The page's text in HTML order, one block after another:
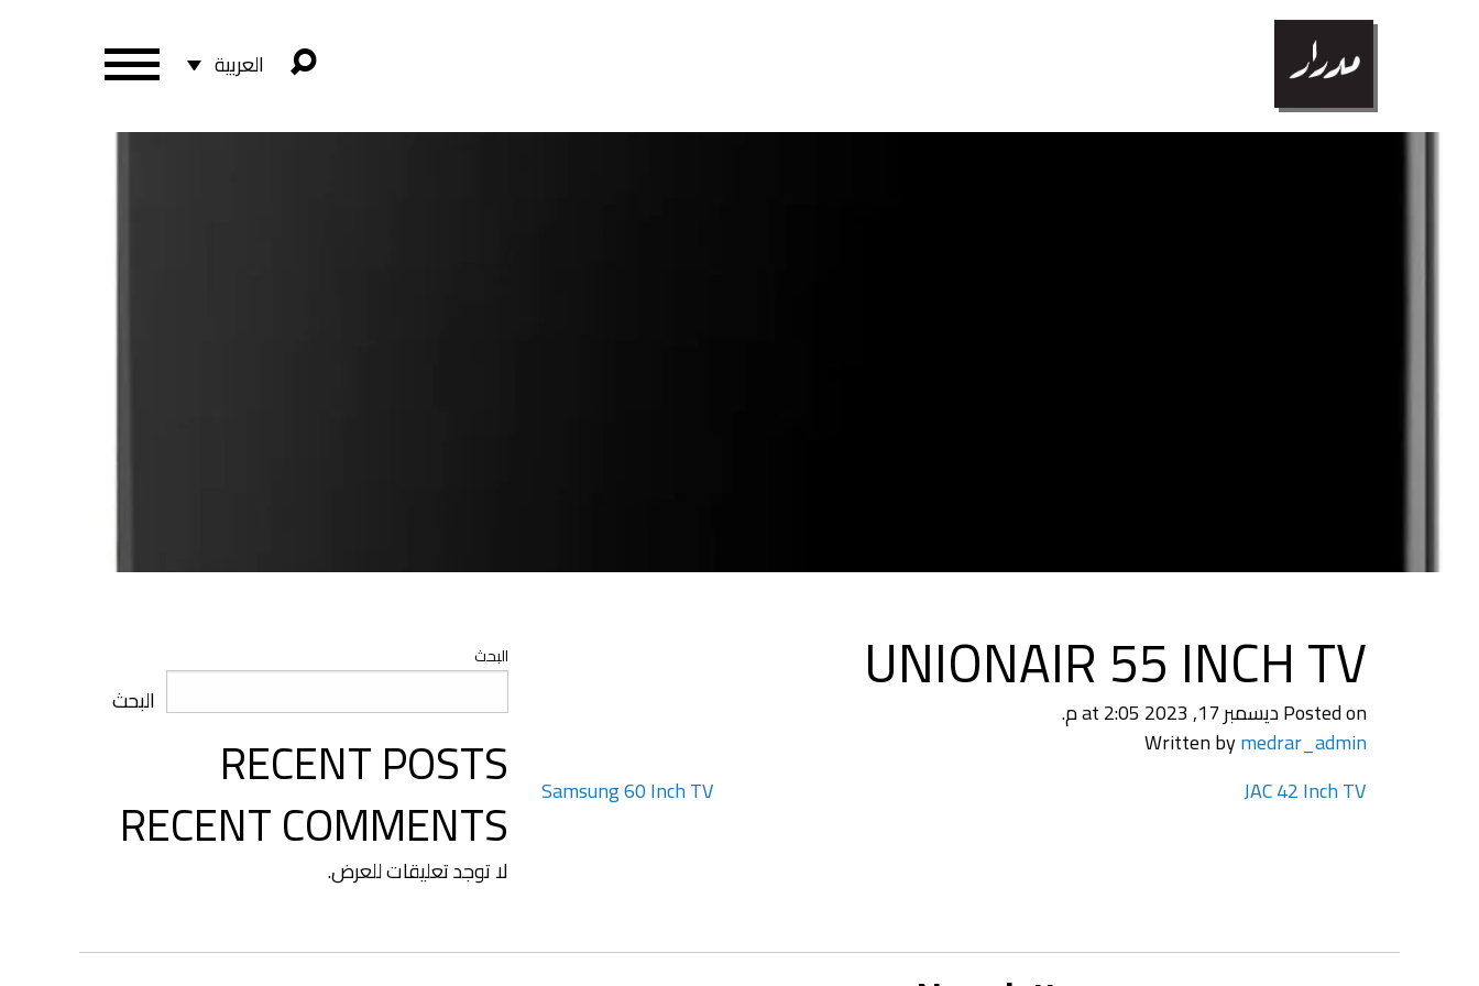
العربية
UNIONAIR 55 INCH TV
Posted on ديسمبر 17, 2023 at 2:05 م.
Written bymedrar_admin
تصفّح Samsung 60 Inch TV JAC 42 Inch TV
البحث
البحث
RECENT POSTS
RECENT COMMENTS
لا توجد تعليقات للعرض.